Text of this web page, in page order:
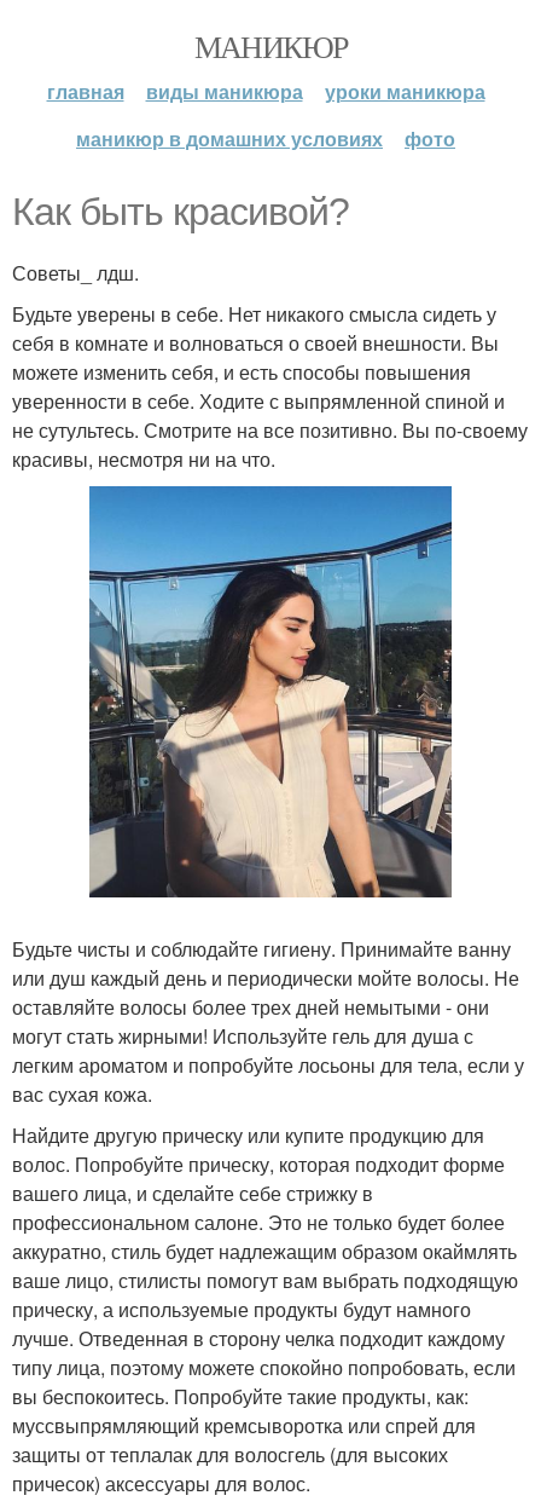
МАНИКЮР
главная виды маникюра
уроки маникюра
маникюр в домашних условиях
фото
Как быть красивой?
Советы_ лдш.
Будьте уверены в себе. Нет никакого смысла сидеть у
себя в комнате и волноваться о своей внешности. Вы
можете изменить себя, и есть способы повышения
уверенности в себе. Ходите с выпрямленной спиной и
не сутультесь. Смотрите на все позитивно. Вы по-своему
красивы, несмотря ни на что.
Будьте чисты и соблюдайте гигиену. Принимайте ванну
или душ каждый день и периодически мойте волосы. Не
оставляйте волосы более трех дней немытыми - они
могут стать жирными! Используйте гель для душа с
легким ароматом и попробуйте лосьоны для тела, если у
вас сухая кожа.
Найдите другую прическу или купите продукцию для
волос. Попробуйте прическу, которая подходит форме
вашего лица, и сделайте себе стрижку в
профессиональном салоне. Это не только будет более
аккуратно, стиль будет надлежащим образом окаймлять
ваше лицо, стилисты помогут вам выбрать подходящую
прическу, а используемые продукты будут намного
лучше. Отведенная в сторону челка подходит каждому
типу лица, поэтому можете спокойно попробовать, если
вы беспокоитесь. Попробуйте такие продукты, как:
муссвыпрямляющий кремсыворотка или спрей для
защиты от теплалак для волосгель (для высоких
причесок) аксессуары для волос.